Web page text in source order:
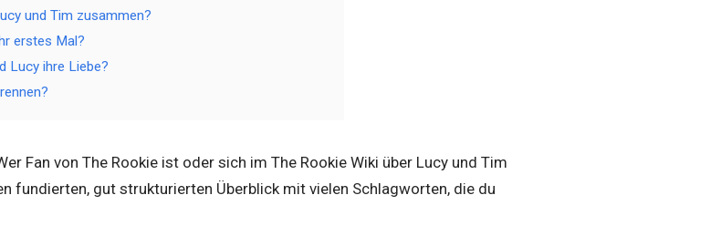
und Tim zusammen?
erstes Mal?
Lucy ihre Liebe?
Fan von The Rookie ist oder sich im The Rookie Wiki über Lucy und Tim
fundierten, gut strukturierten Überblick mit vielen Schlagworten, die du